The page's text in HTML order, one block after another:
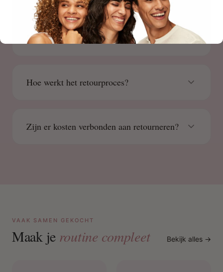
Hoe kan ik mijn bestelling retourneren?
Hoe werkt het retourproces?
Zijn er kosten verbonden aan retourneren?
VAAK SAMEN GEKOCHT
Maak je routine compleet Bekijk alles →